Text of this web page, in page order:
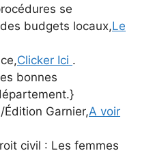
se
budgets locaux,Le
Clicker Ici .
bonnes
Édition Garnier,A voir
civil : Les femmes